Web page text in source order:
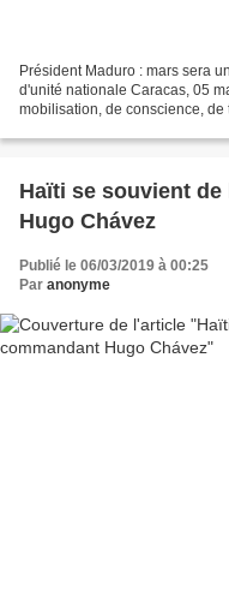
Président Maduro : mars sera
d'unité nationale Caracas, 05
mobilisation, de conscience,
Haïti se souvient
Hugo Chávez
Publié le 06/03/2019 à 00:25
Par anonyme